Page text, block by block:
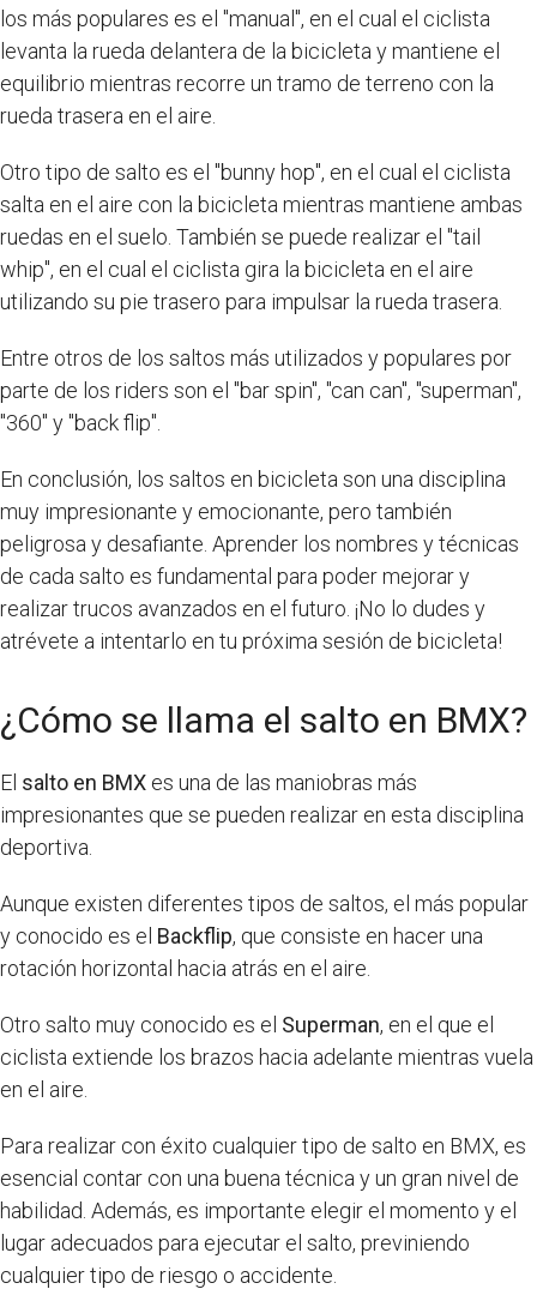
los más populares es el "manual", en el cual el ciclista
levanta la rueda delantera de la bicicleta y mantiene el
equilibrio mientras recorre un tramo de terreno con la
rueda trasera en el aire.
Otro tipo de salto es el "bunny hop", en el cual el ciclista
salta en el aire con la bicicleta mientras mantiene ambas
ruedas en el suelo. También se puede realizar el "tail
whip", en el cual el ciclista gira la bicicleta en el aire
utilizando su pie trasero para impulsar la rueda trasera.
Entre otros de los saltos más utilizados y populares por
parte de los riders son el "bar spin", "can can", "superman",
"360" y "back flip".
En conclusión, los saltos en bicicleta son una disciplina
muy impresionante y emocionante, pero también
peligrosa y desafiante. Aprender los nombres y técnicas
de cada salto es fundamental para poder mejorar y
realizar trucos avanzados en el futuro. ¡No lo dudes y
atrévete a intentarlo en tu próxima sesión de bicicleta!
¿Cómo se llama el salto en BMX?
El salto en BMX es una de las maniobras más
impresionantes que se pueden realizar en esta disciplina
deportiva.
Aunque existen diferentes tipos de saltos, el más popular
y conocido es el Backflip, que consiste en hacer una
rotación horizontal hacia atrás en el aire.
Otro salto muy conocido es el Superman, en el que el
ciclista extiende los brazos hacia adelante mientras vuela
en el aire.
Para realizar con éxito cualquier tipo de salto en BMX, es
esencial contar con una buena técnica y un gran nivel de
habilidad. Además, es importante elegir el momento y el
lugar adecuados para ejecutar el salto, previniendo
cualquier tipo de riesgo o accidente.